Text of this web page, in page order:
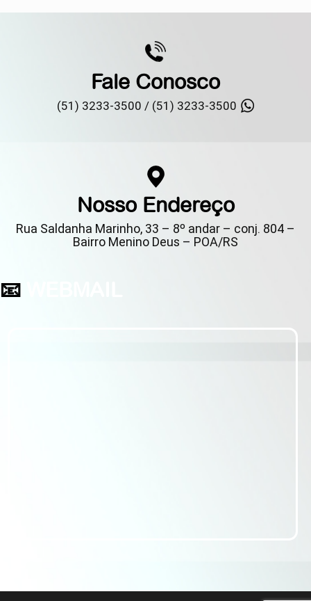
Fale Conosco
(51) 3233-3500 / (51) 3233-3500
Nosso Endereço
Rua Saldanha Marinho, 33 – 8º andar – conj. 804 –
Bairro Menino Deus – POA/RS
📧